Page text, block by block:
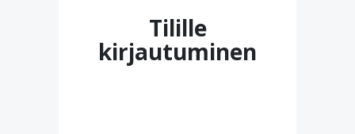
Tilille
kirjautuminen